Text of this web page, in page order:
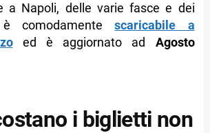
a Napoli, delle varie fasce e dei
comodamentescaricabile a
ed è aggiornato ad Agosto
i biglietti non